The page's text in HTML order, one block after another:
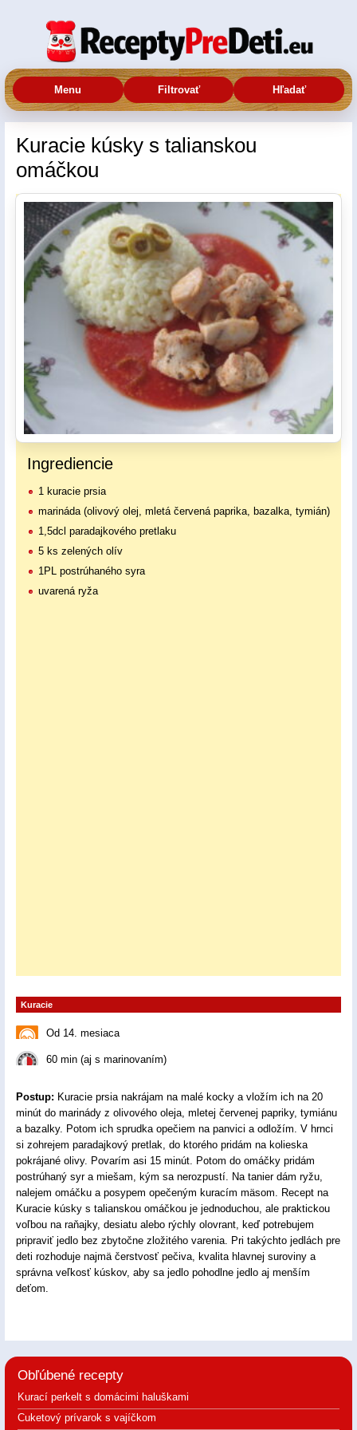
Menu Filtrovať Hľadať
Kuracie kúsky s talianskou
omáčkou
Ingrediencie
1 kuracie prsia
marináda (olivový olej, mletá červená paprika, bazalka, tymián)
1,5dcl paradajkového pretlaku
5 ks zelených olív
1PL postrúhaného syra
uvarená ryža
Kuracie
Od 14. mesiaca
60 min (aj s marinovaním)
Postup: Kuracie prsia nakrájam na malé kocky a vložím ich na 20
minút do marinády z olivového oleja, mletej červenej papriky, tymiánu
a bazalky. Potom ich sprudka opečiem na panvici a odložím. V hrnci
si zohrejem paradajkový pretlak, do ktorého pridám na kolieska
pokrájané olivy. Povarím asi 15 minút. Potom do omáčky pridám
postrúhaný syr a miešam, kým sa nerozpustí. Na tanier dám ryžu,
nalejem omáčku a posypem opečeným kuracím mäsom. Recept na
Kuracie kúsky s talianskou omáčkou je jednoduchou, ale praktickou
voľbou na raňajky, desiatu alebo rýchly olovrant, keď potrebujem
pripraviť jedlo bez zbytočne zložitého varenia. Pri takýchto jedlách pre
deti rozhoduje najmä čerstvosť pečiva, kvalita hlavnej suroviny a
správna veľkosť kúskov, aby sa jedlo pohodlne jedlo aj menším
deťom.
Obľúbené recepty
Kurací perkelt s domácimi haluškami
Cuketový prívarok s vajíčkom